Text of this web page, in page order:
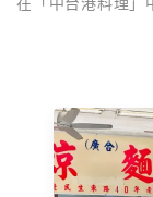
在「中台港料理」